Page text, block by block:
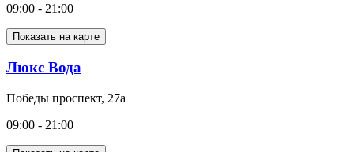
09:00 - 21:00
Показать на карте
Люкс Вода
Победы проспект, 27а
09:00 - 21:00